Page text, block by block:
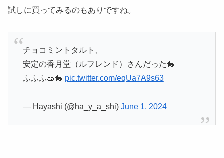
試しに買ってみるのもありですね。
チョコミントタルト、
安定の香月堂（ルフレンド）さんだった🐇
ふふふ🦢🐇 pic.twitter.com/eqUa7A9s63
— Hayashi (@ha_y_a_shi) June 1, 2024